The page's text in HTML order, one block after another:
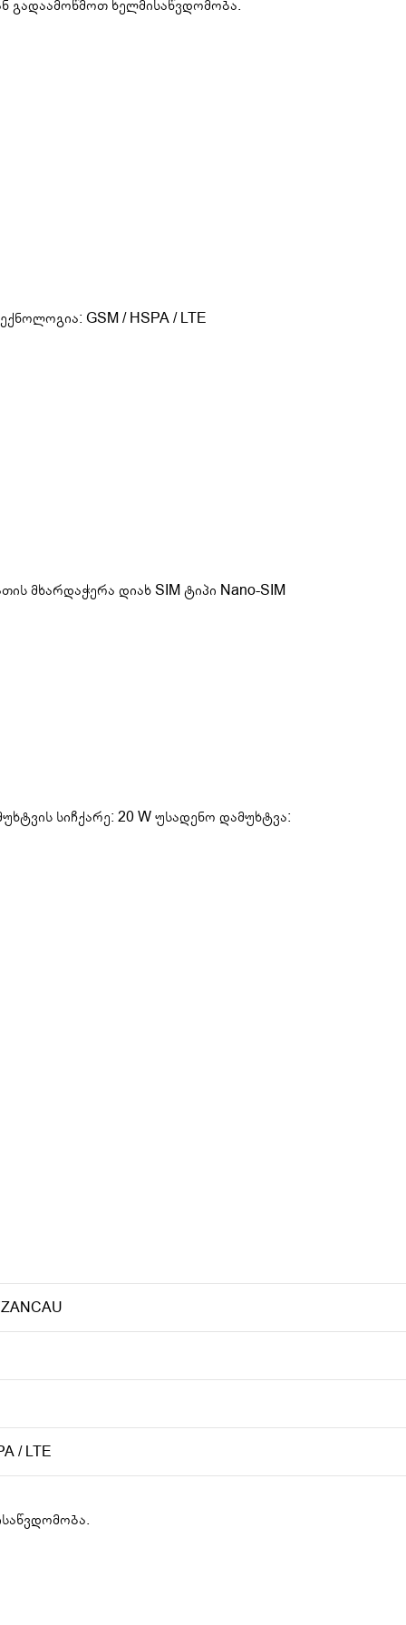
გადაამოწმოთ ხელმისაწვდომობა.
GSM / HSPA / LTE
მხარდაჭერა დიახ SIM ტიპი Nano-SIM
სიჩქარე: 20 W უსადენო დამუხტვა:
/ LTE